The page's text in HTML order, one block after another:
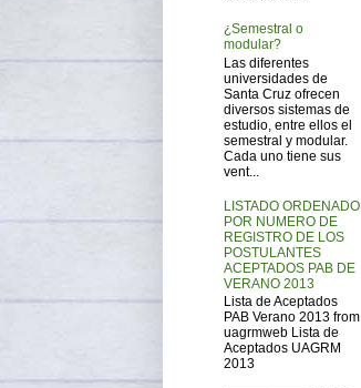
¿Semestral o
modular?
Las diferentes
universidades de
Santa Cruz ofrecen
diversos sistemas de
estudio, entre ellos el
semestral y modular.
Cada uno tiene sus
vent...
LISTADO ORDENADO
POR NUMERO DE
REGISTRO DE LOS
POSTULANTES
ACEPTADOS PAB DE
VERANO 2013
Lista de Aceptados
PAB Verano 2013 from
uagrmweb Lista de
Aceptados UAGRM
2013